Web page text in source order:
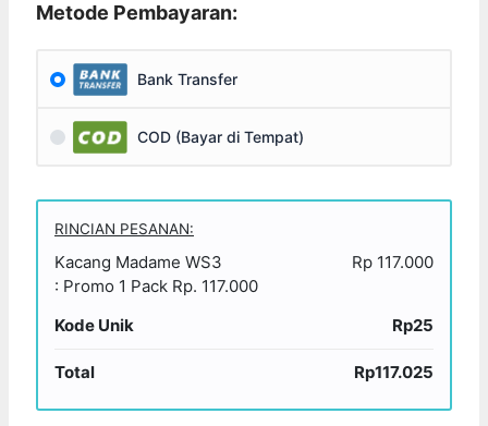
Metode Pembayaran:
Bank Transfer
COD (Bayar di Tempat)
RINCIAN PESANAN:
Kacang Madame WS3
: Promo 1 Pack Rp. 117.000
Rp 117.000
Kode Unik Rp25
Total Rp117.025